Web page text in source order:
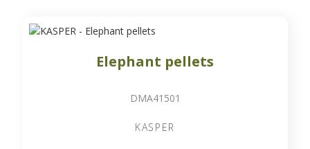
Elephant pellets
DMA41501
KASPER